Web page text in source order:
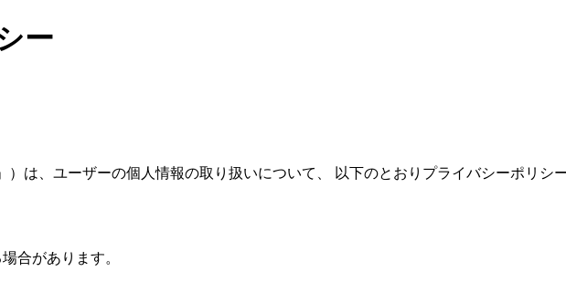
ー
は、ユーザーの個人情報の取り扱いについて、 以下のとおりプライバシーポリシ
合があります。